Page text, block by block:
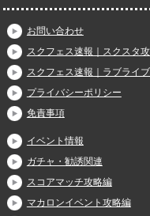
お問い合わせ
スクフェス速報｜スクスタ
スクフェス速報｜ラブライ
プライバシーポリシー
免責事項
イベント情報
ガチャ・勧誘関連
スコアマッチ攻略編
マカロンイベント攻略編